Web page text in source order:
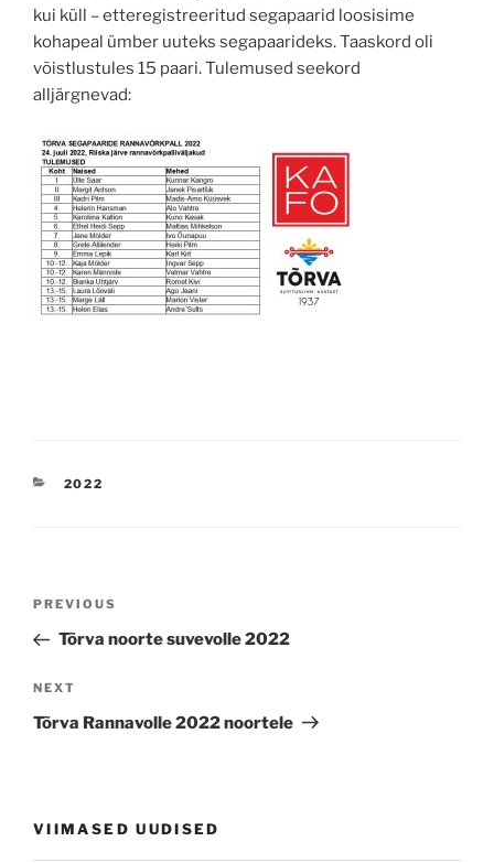
kui küll – etteregistreeritud segapaarid loosisime
kohapeal ümber uuteks segapaarideks. Taaskord oli
võistlustules 15 paari. Tulemused seekord
alljärgnevad:
CATEGORIES
2022
Navigeerimine
Previous
Post
PREVIOUS
Tõrva noorte suvevolle 2022
Next
Post
NEXT
Tõrva Rannavolle 2022 noortele
VIIMASED UUDISED